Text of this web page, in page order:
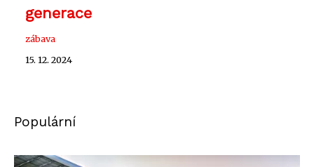
generace
zábava
15. 12. 2024
Populární